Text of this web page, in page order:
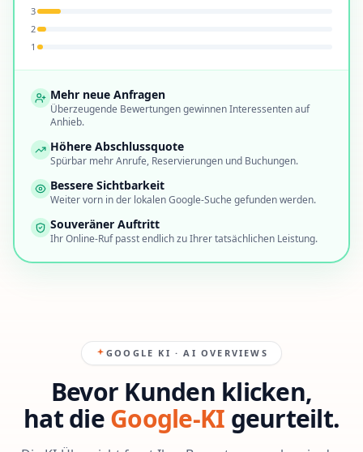
3
2
1
Mehr neue Anfragen
Überzeugende Bewertungen gewinnen Interessenten auf
Anhieb.
Höhere Abschlussquote
Spürbar mehr Anrufe, Reservierungen und Buchungen.
Bessere Sichtbarkeit
Weiter vorn in der lokalen Google-Suche gefunden werden.
Souveräner Auftritt
Ihr Online-Ruf passt endlich zu Ihrer tatsächlichen Leistung.
GOOGLE KI · AI OVERVIEWS
Bevor Kunden klicken,
hat dieGoogle-KI geurteilt.